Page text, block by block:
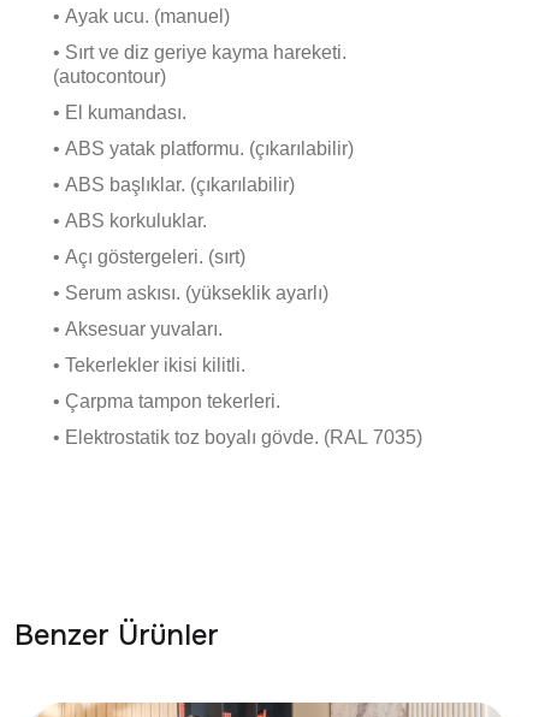
• Ayak ucu. (manuel)
• Sırt ve diz geriye kayma hareketi.
(autocontour)
• El kumandası.
• ABS yatak platformu. (çıkarılabilir)
• ABS başlıklar. (çıkarılabilir)
• ABS korkuluklar.
• Açı göstergeleri. (sırt)
• Serum askısı. (yükseklik ayarlı)
• Aksesuar yuvaları.
• Tekerlekler ikisi kilitli.
• Çarpma tampon tekerleri.
• Elektrostatik toz boyalı gövde. (RAL 7035)
Benzer Ürünler